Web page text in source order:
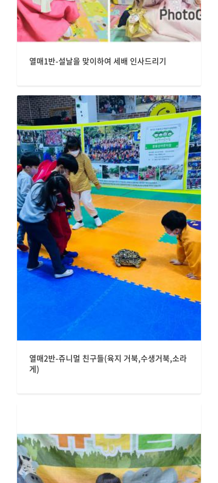
열매1반-설날을 맞이하여 세배 인사드리기
열매2반-쥬니멀 친구들(육지 거북,수생거북,소라
게)